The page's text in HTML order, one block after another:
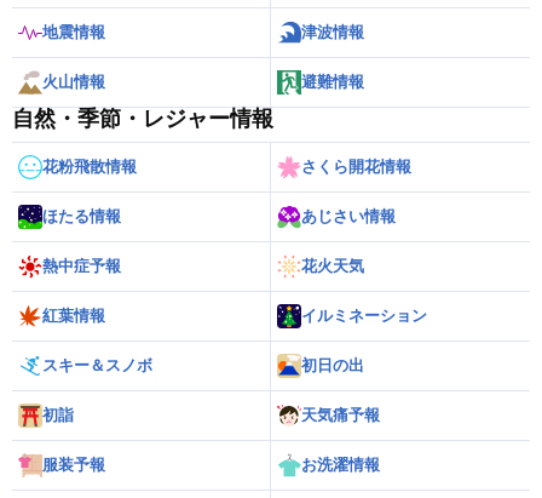
地震情報 津波情報
火山情報 避難情報
自然・季節・レジャー情報
花粉飛散情報 さくら開花情報
ほたる情報 あじさい情報
熱中症予報 花火天気
紅葉情報 イルミネーション
スキー＆スノボ 初日の出
初詣 天気痛予報
服装予報 お洗濯情報